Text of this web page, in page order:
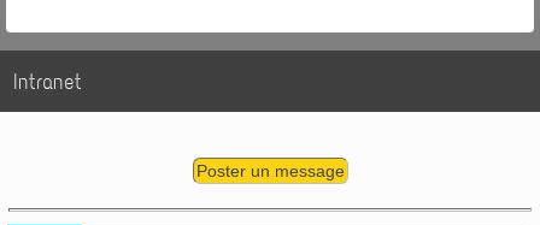
Intranet
Poster un message